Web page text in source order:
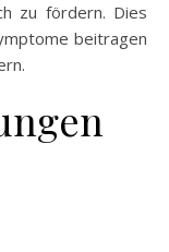
zu fördern. Dies
beitragen